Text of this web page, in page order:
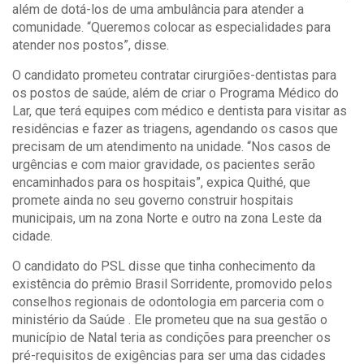
além de dotá-los de uma ambulância para atender a
comunidade. “Queremos colocar as especialidades para
atender nos postos”, disse.
O candidato prometeu contratar cirurgiões-dentistas para
os postos de saúde, além de criar o Programa Médico do
Lar, que terá equipes com médico e dentista para visitar as
residências e fazer as triagens, agendando os casos que
precisam de um atendimento na unidade. “Nos casos de
urgências e com maior gravidade, os pacientes serão
encaminhados para os hospitais”, expica Quithé, que
promete ainda no seu governo construir hospitais
municipais, um na zona Norte e outro na zona Leste da
cidade.
O candidato do PSL disse que tinha conhecimento da
existência do prêmio Brasil Sorridente, promovido pelos
conselhos regionais de odontologia em parceria com o
ministério da Saúde . Ele prometeu que na sua gestão o
município de Natal teria as condições para preencher os
pré-requisitos de exigências para ser uma das cidades